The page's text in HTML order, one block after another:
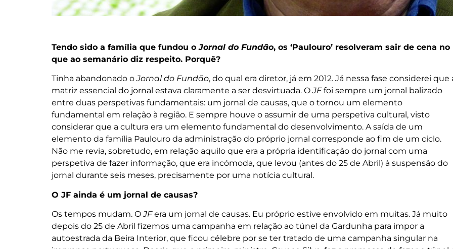
Tendo sido a família que fundou oJornal do Fundão, os ‘Paulouro’ resolveram sair de cena no
que ao semanário diz respeito. Porquê?
Tinha abandonado oJornal do Fundão, do qual era diretor, já em 2012. Já nessa fase considerei que
matriz essencial do jornal estava claramente a ser desvirtuada. OJFfoi sempre um jornal balizado
entre duas perspetivas fundamentais: um jornal de causas, que o tornou um elemento
fundamental em relação à região. E sempre houve o assumir de uma perspetiva cultural, visto
considerar que a cultura era um elemento fundamental do desenvolvimento. A saída de um
elemento da família Paulouro da administração do próprio jornal corresponde ao fim de um ciclo.
Não me revia, sobretudo, em relação aquilo que era a própria identificação do jornal com uma
perspetiva de fazer informação, que era incómoda, que levou (antes do 25 de Abril) à suspensão do
jornal durante seis meses, precisamente por uma notícia cultural.
O JF ainda é um jornal de causas?
Os tempos mudam. OJFera um jornal de causas. Eu próprio estive envolvido em muitas. Já muito
depois do 25 de Abril fizemos uma campanha em relação ao túnel da Gardunha para impor a
autoestrada da Beira Interior, que ficou célebre por se ter tratado de uma campanha singular na